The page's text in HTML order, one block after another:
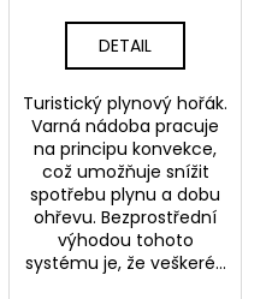
DETAIL
Turistický plynový hořák.
Varná nádoba pracuje
na principu konvekce,
což umožňuje snížit
spotřebu plynu a dobu
ohřevu. Bezprostřední
výhodou tohoto
systému je, že veškeré...